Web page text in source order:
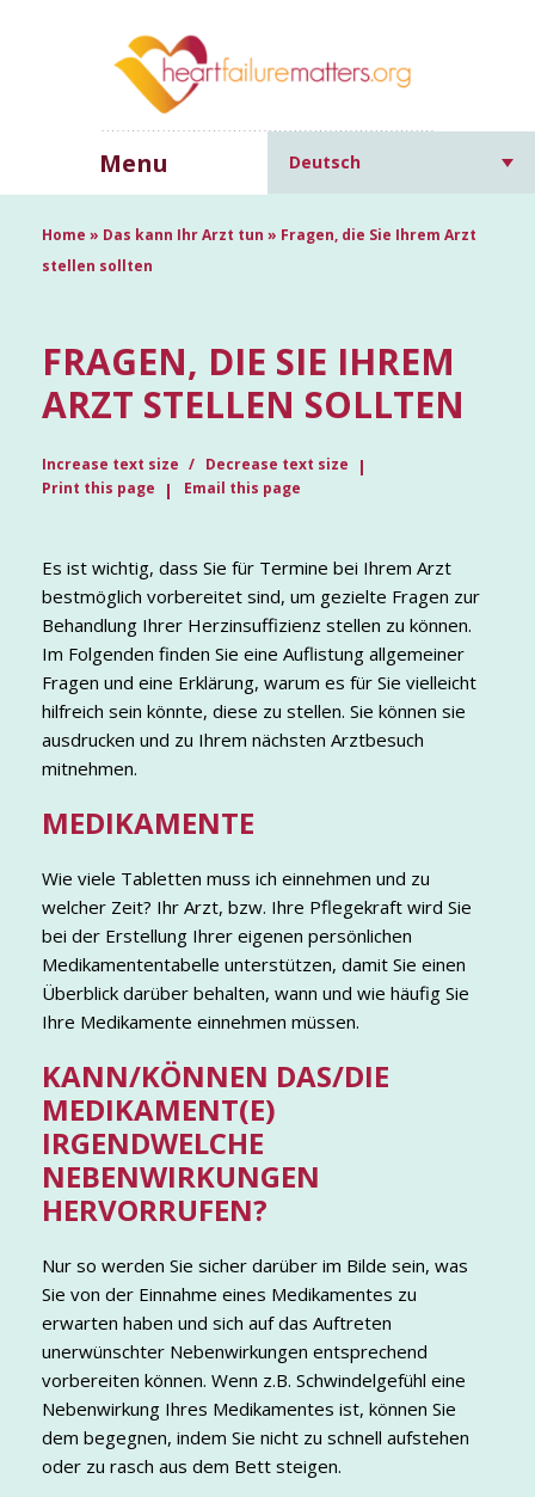
Menu Deutsch
Home » Das kann Ihr Arzt tun » Fragen, die Sie Ihrem Arzt
stellen sollten
FRAGEN, DIE SIE IHREM
ARZT STELLEN SOLLTEN
Increase text size
Decrease text size
Print this page
Email this page
Es ist wichtig, dass Sie für Termine bei Ihrem Arzt
bestmöglich vorbereitet sind, um gezielte Fragen zur
Behandlung Ihrer Herzinsuffizienz stellen zu können.
Im Folgenden finden Sie eine Auflistung allgemeiner
Fragen und eine Erklärung, warum es für Sie vielleicht
hilfreich sein könnte, diese zu stellen. Sie können sie
ausdrucken und zu Ihrem nächsten Arztbesuch
mitnehmen.
MEDIKAMENTE
Wie viele Tabletten muss ich einnehmen und zu
welcher Zeit? Ihr Arzt, bzw. Ihre Pflegekraft wird Sie
bei der Erstellung Ihrer eigenen persönlichen
Medikamententabelle unterstützen, damit Sie einen
Überblick darüber behalten, wann und wie häufig Sie
Ihre Medikamente einnehmen müssen.
KANN/KÖNNEN DAS/DIE
MEDIKAMENT(E)
IRGENDWELCHE
NEBENWIRKUNGEN
HERVORRUFEN?
Nur so werden Sie sicher darüber im Bilde sein, was
Sie von der Einnahme eines Medikamentes zu
erwarten haben und sich auf das Auftreten
unerwünschter Nebenwirkungen entsprechend
vorbereiten können. Wenn z.B. Schwindelgefühl eine
Nebenwirkung Ihres Medikamentes ist, können Sie
dem begegnen, indem Sie nicht zu schnell aufstehen
oder zu rasch aus dem Bett steigen.